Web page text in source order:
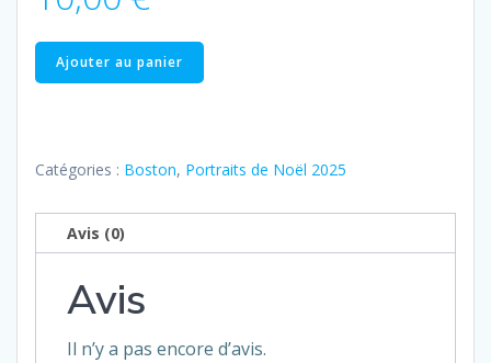
quantité
de
18
Ajouter au panier
Catégories : Boston, Portraits de Noël 2025
Avis (0)
Avis
Il n’y a pas encore d’avis.